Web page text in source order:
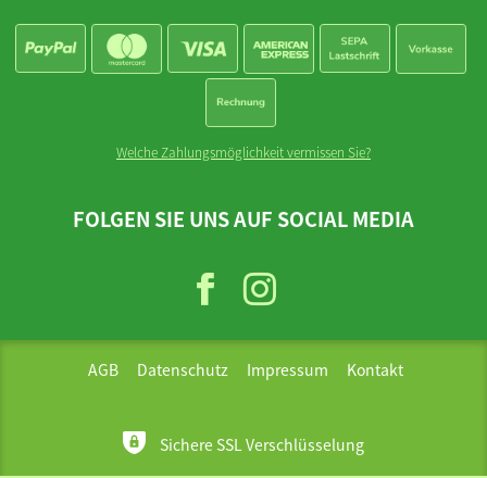
Welche Zahlungsmöglichkeit vermissen Sie?
FOLGEN SIE UNS AUF SOCIAL MEDIA
Sichere SSL Verschlüsselung
AGB Datenschutz Impressum Kontakt